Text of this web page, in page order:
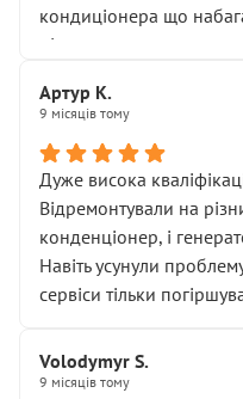
кондиціонера що
підсумку.
Артур К.
9 місяців тому
Дуже висока
Відремонтували на
конденціонер, і
Навіть усунули
сервіси тільки
Volodymyr S.
9 місяців тому